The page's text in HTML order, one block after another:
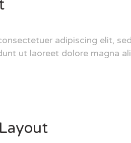
adipiscing elit,
ut laoreet dolore magna